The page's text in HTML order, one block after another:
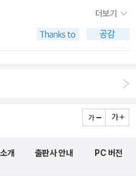
/ 일본 이화학연구소 라
연구소 예방의료·진단기술개
順天堂) 대학 대학원 스포츠건
쿠시마 히로후미 福島弘文 / 일
본 과학경찰연구소 소장, 의학
꾸준히 찾아내고 있다고 해
서비스가 등장했고일부 약품이
읽고 약의 효과와 부작용을 예
사람, 한 사람의 개성을 만들어
기도 한다네요​​ 유전자, DNA,
이에 닮은 점이 있으면나는 부모
DNA와 게놈도 유전자와 비슷한
지 그 어느 하나도 놓칠 수 없는
아요. 프롤로그에서 말하는 것
없어요.그리고 다들 개성을 갖
? 게놈 , 게놈!!이 단어 들어 보신
'게놈 GENOM 유전체)의 영향
락, 피부빛, 머리카락 굵기 등 신
는 기적의 행성', '44 초신성과
론', '34 확률의 세계', '30 지
'26 지구 온난화', '4 천문학
이 남아 있는 것이 없지 않다.
. 최근에는 중고등학교 수학, 과
더보기
개 출판사 안내 PC 버전